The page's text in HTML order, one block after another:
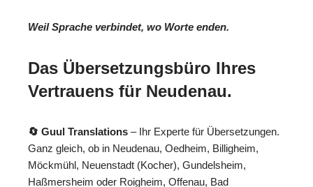
Weil Sprache verbindet, wo Worte enden.
Das Übersetzungsbüro Ihres
Vertrauens für Neudenau.
🔄 Guul Translations – Ihr Experte für Übersetzungen.
Ganz gleich, ob in Neudenau, Oedheim, Billigheim,
Möckmühl, Neuenstadt (Kocher), Gundelsheim,
Haßmersheim oder Roigheim, Offenau, Bad